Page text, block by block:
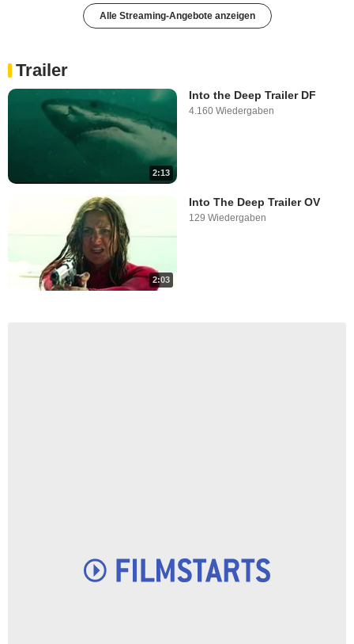
Alle Streaming-Angebote anzeigen
Trailer
2:13
Into the Deep Trailer DF
4.160 Wiedergaben
2:03
Into The Deep Trailer OV
129 Wiedergaben